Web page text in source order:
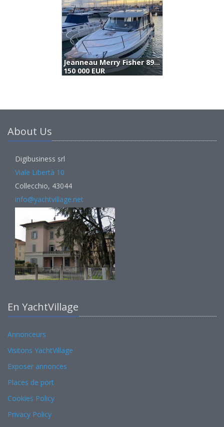
Jeanneau Merry Fisher 895 (2020)
150 000 EUR
About Us
Digibusiness srl
Viale Libertà 10
Collecchio, 43044
info@yachtvillage.net
En YachtVillage
Annonceurs
Visitons YachtVillage
Exposer annonces
Places de port
Cookies Policy
Privacy Policy